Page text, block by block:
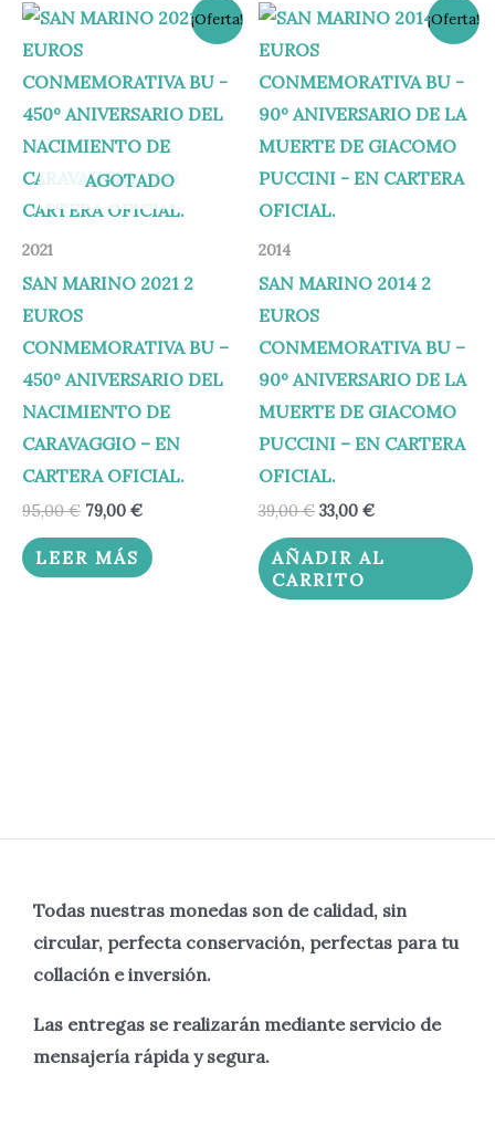
¡Oferta!
AGOTADO
2021
SAN MARINO 2021 2
EUROS
CONMEMORATIVA BU –
450º ANIVERSARIO DEL
NACIMIENTO DE
CARAVAGGIO – EN
CARTERA OFICIAL.
95,00€
El
precio
era:
95,00 €.
79,00 €
El
precio
es:
79,00 €.
LEER MÁS
¡Oferta!
2014
SAN MARINO 2014 2
EUROS
CONMEMORATIVA BU –
90º ANIVERSARIO DE LA
MUERTE DE GIACOMO
PUCCINI – EN CARTERA
OFICIAL.
39,00€
El
precio
original
era:
39,00 €.
33,00 €
El
precio
es:
33,00 €.
AÑADIR AL
CARRITO
Todas nuestras monedas son de calidad, sin
circular, perfecta conservación, perfectas para tu
collación e inversión.
Las entregas se realizarán mediante servicio de
mensajería rápida y segura.